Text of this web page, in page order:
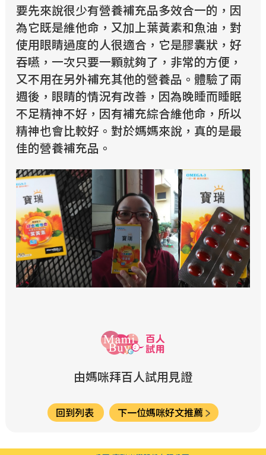
要先來說很少有營養補充品多效合一的，因
為它既是維他命，又加上葉黃素和魚油，對
使用眼睛過度的人很適合，它是膠囊狀，好
吞嚥，一次只要一顆就夠了，非常的方便，
又不用在另外補充其他的營養品。體驗了兩
週後，眼睛的情況有改善，因為晚睡而睡眠
不足精神不好，因有補充綜合維他命，所以
精神也會比較好。對於媽媽來說，真的是最
佳的營養補充品。
由媽咪拜百人試用見證
回到列表 下一位媽咪好文推薦